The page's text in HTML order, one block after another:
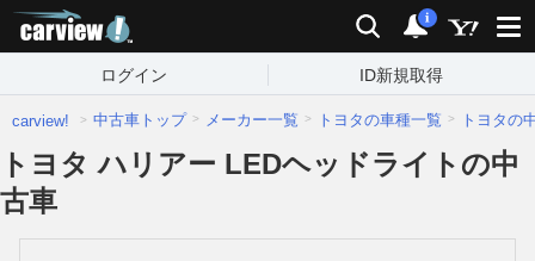
検索 通知
i
ログイン ID新規取得
carview! 中古車トップ メーカー一覧 トヨタの車種一覧 トヨタの
トヨタ ハリアー LEDヘッドライトの中
古車